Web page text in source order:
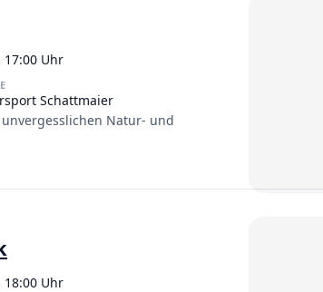
17:00 Uhr
Schattmaier
Natur- und
18:00 Uhr